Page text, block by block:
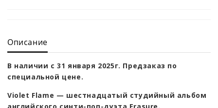
Описание
В наличии с 31 января 2025г. Предзаказ по
специальной цене.
Violet Flame — шестнадцатый студийный альбом